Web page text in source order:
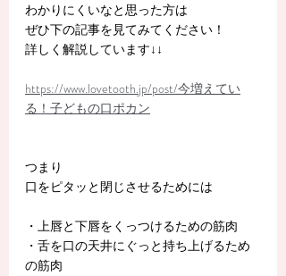
わかりにくいなと思った方は
ぜひ下の記事を見てみてください！
詳しく解説しています↓↓
https://www.lovetooth.jp/post/今増えてい
る！子どもの口ポカン
つまり
口をピタッと閉じさせるためには
・上唇と下唇をくっつけるための筋肉
・舌を口の天井にぐっと持ち上げるため
の筋肉